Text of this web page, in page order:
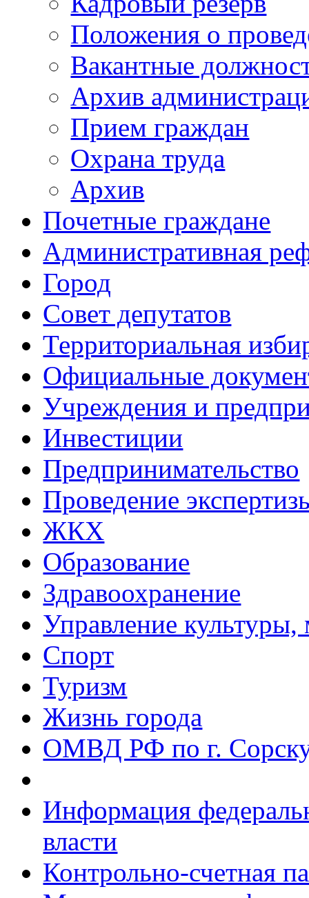
Положения о
Вакантные
Архив
Прием граждан
Охрана труда
Архив
Почетные граждане
Административная
Город
Совет депутатов
Территориальная
Официальные
Учреждения и
Инвестиции
Предпринимательство
Проведение
ЖКХ
Образование
Здравоохранение
Управление
Спорт
Туризм
Жизнь города
ОМВД РФ по г.
Информация
власти
Контрольно-счетная